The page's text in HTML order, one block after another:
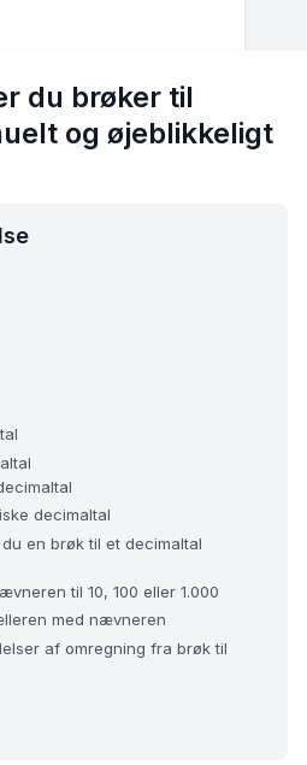
du brøker til
og øjeblikkeligt
decimaltal
en brøk til et decimaltal
til 10, 100 eller 1.000
med nævneren
af omregning fra brøk til